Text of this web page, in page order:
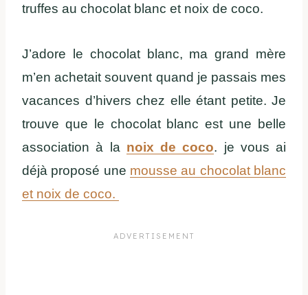
truffes au chocolat blanc et noix de coco.
J’adore le chocolat blanc, ma grand mère
m’en achetait souvent quand je passais mes
vacances d’hivers chez elle étant petite. Je
trouve que le chocolat blanc est une belle
association à la noix de coco. je vous ai
déjà proposé une mousse au chocolat blanc
et noix de coco.